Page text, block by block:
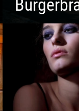
Gewerbe &
Weltoffen |